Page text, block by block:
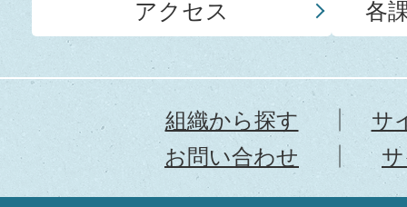
アクセス 各
組織から探す
サ
お問い合わせ